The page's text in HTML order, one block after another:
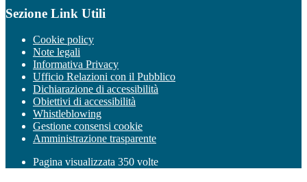
Sezione Link Utili
Cookie policy
Note legali
Informativa Privacy
Ufficio Relazioni con il Pubblico
Dichiarazione di accessibilità
Obiettivi di accessibilità
Whistleblowing
Gestione consensi cookie
Amministrazione trasparente
Pagina visualizzata 350 volte